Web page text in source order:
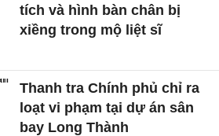
tích và hình bàn chân bị
xiềng trong mộ liệt sĩ
Thanh tra Chính phủ chỉ ra
loạt vi phạm tại dự án sân
bay Long Thành